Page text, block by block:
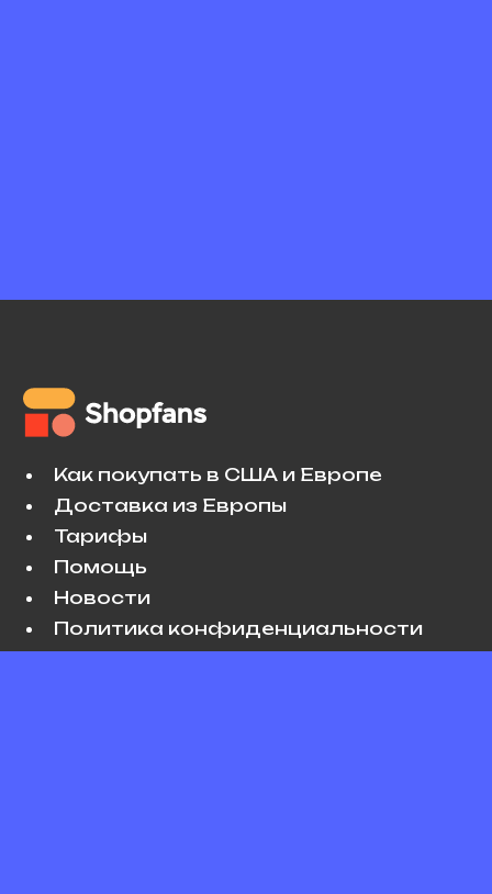
Как покупать в США и Европе
Доставка из Европы
Тарифы
Помощь
Новости
Политика конфиденциальности